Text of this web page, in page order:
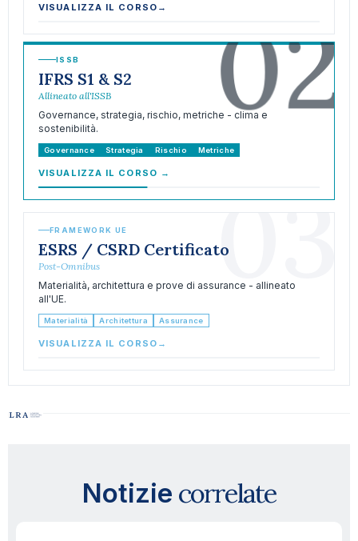
VISUALIZZA IL CORSO → 02
ISSB
IFRS S1 & S2
Allineato all'ISSB
Governance, strategia, rischio, metriche - clima e
sostenibilità.
Governance Strategia Rischio Metriche
VISUALIZZA IL CORSO → 03
FRAMEWORK UE
ESRS / CSRD Certificato
Post-Omnibus
Materialità, architettura e prove di assurance - allineato
all'UE.
Materialità Architettura Assurance
VISUALIZZA IL CORSO →
Notizie correlate